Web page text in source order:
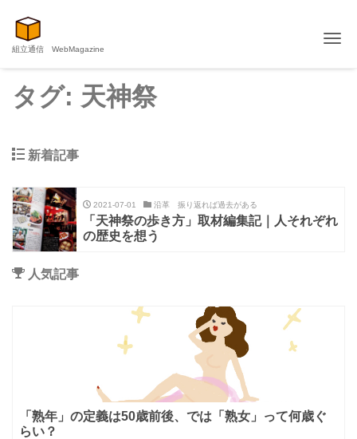
組立通信 WebMagazine
タグ: 天神祭
新着記事
2021-07-01 沿革 振り返れば過去がある
「天神祭の歩き方」取材編集記｜人それぞれ
の歴史を想う
人気記事
「熟年」の定義は50歳前後、では「熟女」って何歳ぐ
らい？